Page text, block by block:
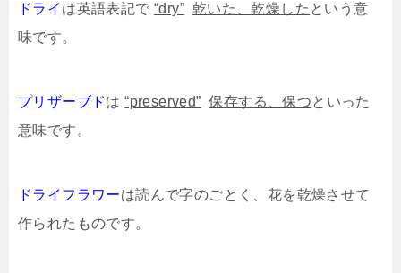
ドライ は英語表記で“dry” 乾いた、乾燥した という意
味です。
プリザーブドは“preserved” 保存する、保つといった
意味です。
ドライフラワーは読んで字のごとく、花を乾燥させて
作られたものです。